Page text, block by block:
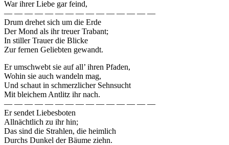
War ihrer Liebe gar feind,
— — — — — — — — — — — — — — —
Drum drehet sich um die Erde
Der Mond als ihr treuer Trabant;
In stiller Trauer die Blicke
Zur fernen Geliebten gewandt.
Er umschwebt sie auf all’ ihren Pfaden,
Wohin sie auch wandeln mag,
Und schaut in schmerzlicher Sehnsucht
Mit bleichem Antlitz ihr nach.
— — — — — — — — — — — — — — —
Er sendet Liebesboten
Allnächtlich zu ihr hin;
Das sind die Strahlen, die heimlich
Durchs Dunkel der Bäume ziehn.